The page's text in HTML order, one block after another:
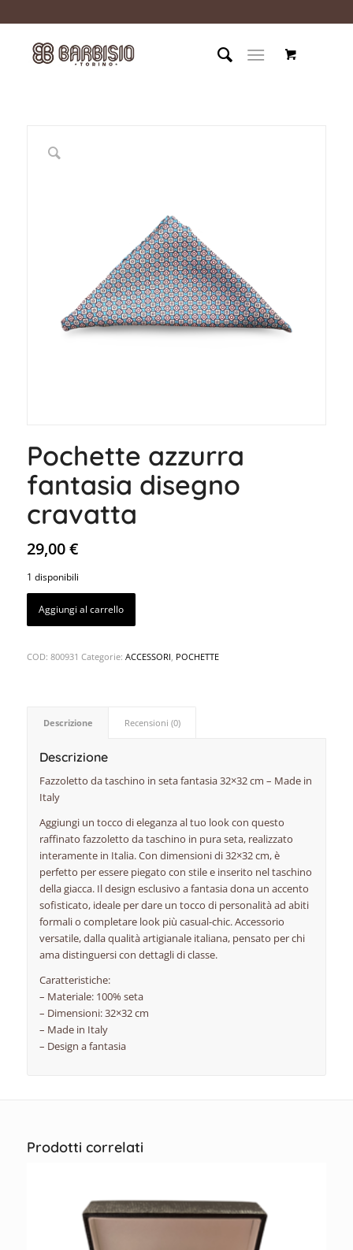
Pochette azzurra
fantasia disegno
cravatta
29,00€
1 disponibili
Aggiungi al carrello
COD: 800931 Categorie: ACCESSORI, POCHETTE
Descrizione Recensioni (0)
Descrizione
Fazzoletto da taschino in seta fantasia 32×32 cm – Made in
Italy
Aggiungi un tocco di eleganza al tuo look con questo
raffinato fazzoletto da taschino in pura seta, realizzato
interamente in Italia. Con dimensioni di 32×32 cm, è
perfetto per essere piegato con stile e inserito nel taschino
della giacca. Il design esclusivo a fantasia dona un accento
sofisticato, ideale per dare un tocco di personalità ad abiti
formali o completare look più casual-chic. Accessorio
versatile, dalla qualità artigianale italiana, pensato per chi
ama distinguersi con dettagli di classe.
Caratteristiche:
– Materiale: 100% seta
– Dimensioni: 32×32 cm
– Made in Italy
– Design a fantasia
Prodotti correlati